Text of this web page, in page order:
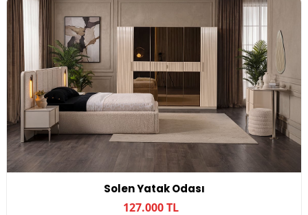
Solen Yatak Odası
127.000 TL